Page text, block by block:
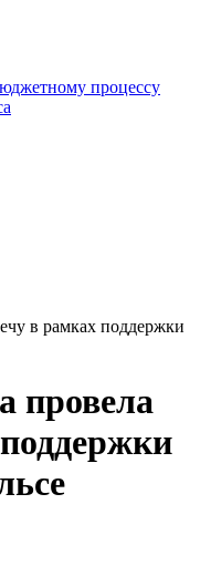
процессу
в рамках поддержки
провела